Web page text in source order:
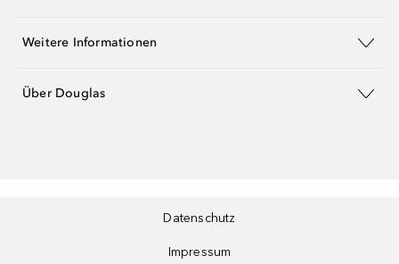
Weitere Informationen
Über Douglas
Datenschutz
Impressum